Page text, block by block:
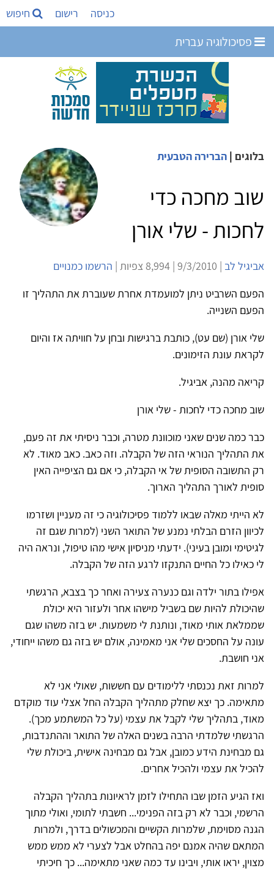
כניסה רישום חיפוש
פסיכולוגיה עברית
בלוגים | הברירה הטבעית
שוב מחכה כדי
לחכות - שלי אורן
אביגיל לב | 9/3/2010 | 8,994 צפיות |
הרשמו כמנויים
הפעם השרביט ניתן למועמדת אחרת שעוברת את התהליך זו
הפעם השנייה.
שלי אורן (שם עט), כותבת ברגישות ובחן על חוויתה אז והיום
לקראת עונת הזימונים.
קריאה מהנה, אביגיל.
שוב מחכה כדי לחכות - שלי אורן
כבר כמה שנים שאני מוכוונת מטרה, וכבר ניסיתי את זה פעם,
את התהליך הנוראי הזה של הקבלה. וזה כאב. כאב מאוד. לא
רק התשובה הסופית של אי הקבלה, כי אם גם הציפייה האין
סופית לאורך התהליך הארוך.
לא הייתי מאלה שבאו ללמוד פסיכולוגיה כי זה מעניין ושזרמו
לכיוון הזרם הבלתי נמנע של התואר השני (למרות שגם זה
לגיטימי ומובן בעיני). ידעתי מניסיון אישי מהו טיפול, ונראה היה
לי כאילו כל החיים התנקזו לרגע הזה של הקבלה.
אפילו בתור ילדה וגם כנערה צעירה ואחר כך בצבא, הרגשתי
שהיכולת להיות שם בשביל מישהו אחר ולעזור היא יכולת
שממלאת אותי מאוד, ונותנת לי משמעות. יש בזה משהו שגם
עונה על החסכים שלי אני מאמינה, אולם יש בזה גם משהו ייחודי,
אני חושבת.
למרות זאת נכנסתי ללימודים עם חששות, שאולי אני לא
מתאימה. כך יצא שחלק מתהליך הקבלה החל אצלי עוד מוקדם
מאוד, בתהליך שלי לקבל את עצמי (על כל המשתמע מכך).
הרגשתי שלמדתי הרבה בשנים האלה של התואר וההתנדבות,
גם מבחינת הידע כמובן, אבל גם מבחינה אישית, ביכולת שלי
להכיל את עצמי ולהכיל אחרים.
ואז הגיע הזמן שבו התחילו לזמן לראיונות בתהליך הקבלה
הרשמי, וכבר לא רק בזה הפנימי... חשבתי לתומי, ואולי מתוך
הגנה מסוימת, שלמרות הקשיים והמכשולים בדרך, ולמרות
המתאם שהיה אמנם יפה בהחלט אבל לצערי לא ממש ממש
מצוין, יראו אותי, ויבינו עד כמה שאני מתאימה... כך חיכיתי